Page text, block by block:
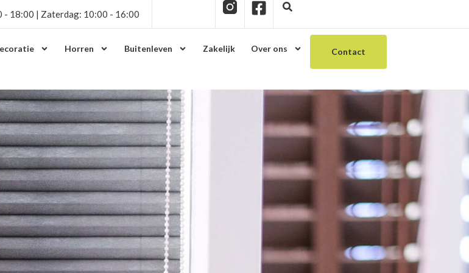
- 18:00 | Zaterdag: 10:00 - 16:00
Horren Buitenleven Zakelijk Over ons Contact